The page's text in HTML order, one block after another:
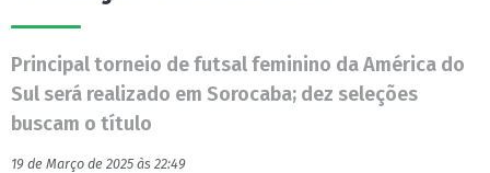
Principal torneio de futsal feminino da América do
Sul será realizado em Sorocaba; dez seleções
buscam o título
19 de Março de 2025 às 22:49